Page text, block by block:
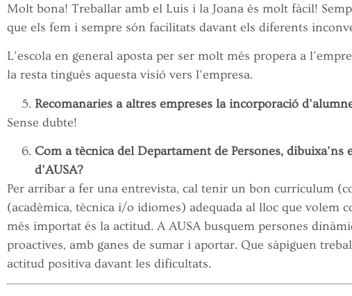
Molt bona! Treballar amb el Luis i la Joana és molt fàcil!
que els fem i sempre són facilitats davant els diferents
L’escola en general aposta per ser molt més propera a
la resta tingués aquesta visió vers l’empresa.
Recomanaries a altres empreses la incorporació
Sense dubte!
Com a tècnica del Departament de Persones,
d’AUSA?
Per arribar a fer una entrevista, cal tenir un bon currículum
(acadèmica, tècnica i/o idiomes) adequada al lloc que volem
més importat és la actitud. A AUSA busquem persones
proactives, amb ganes de sumar i aportar. Que sàpiguen
actitud positiva davant les dificultats.